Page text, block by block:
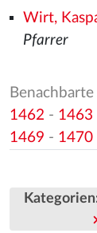
Wirt,
Pfarrer
Benachbarte
1462 - 1463
1469 - 1470
Kategorien